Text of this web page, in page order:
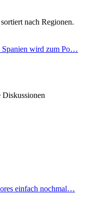
nach Regionen.
Spanien wird zum Po…
Diskussionen
einfach nochmal…